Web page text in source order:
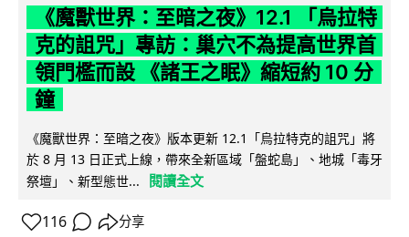
《魔獸世界：至暗之夜》12.1 「烏拉特
克的詛咒」專訪：巢穴不為提高世界首
領門檻而設 《諸王之眠》縮短約 10 分
鐘
《魔獸世界：至暗之夜》版本更新 12.1「烏拉特克的詛咒」將
於 8 月 13 日正式上線，帶來全新區域「盤蛇島」、地城「毒牙
祭壇」、新型態世...
閱讀全文
116 分享